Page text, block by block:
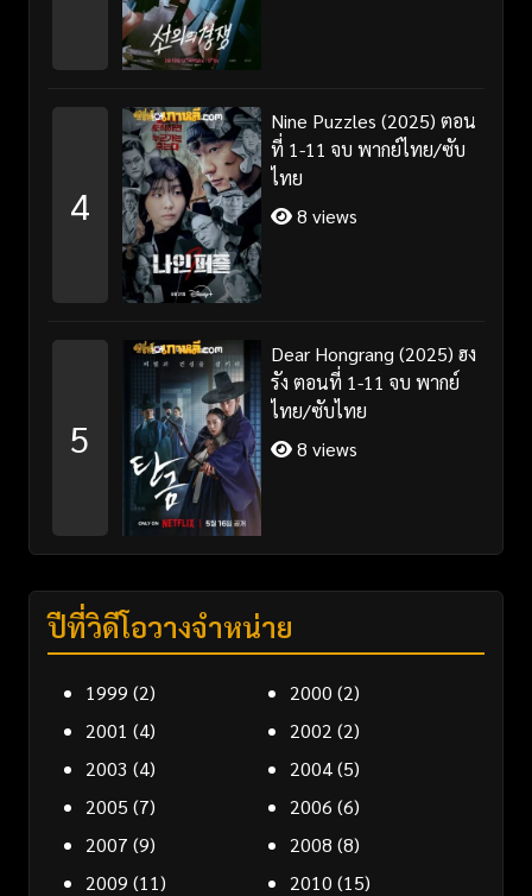
4
Nine Puzzles (2025) ตอน
ที่ 1-11 จบ พากย์ไทย/ซับ
ไทย
8 views
5
Dear Hongrang (2025) ฮง
รัง ตอนที่ 1-11 จบ พากย์
ไทย/ซับไทย
8 views
ปีที่วิดีโอวางจำหน่าย
1999 (2) 2000 (2)
2001 (4) 2002 (2)
2003 (4) 2004(5)
2005 (7) 2006 (6)
2007 (9) 2008 (8)
2009 (11) 2010 (15)